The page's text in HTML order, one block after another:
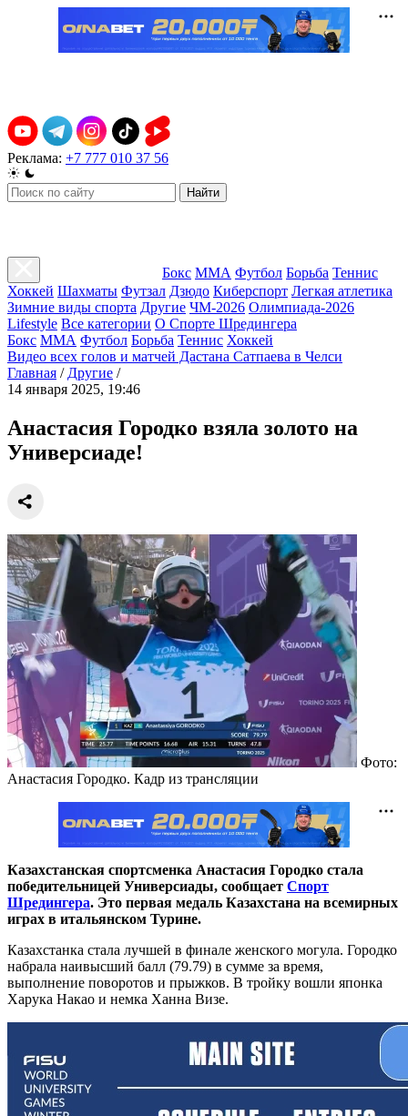
Реклама: +7 777 010 37 56
Найти
Бокс ММА Футбол Борьба Теннис
Хоккей Шахматы Футзал Дзюдо Киберспорт Легкая атлетика
Зимние виды спорта Другие ЧМ-2026 Олимпиада-2026
Lifestyle Все категории О Спорте Шредингера
Бокс ММА Футбол Борьба Теннис Хоккей
Видео всех голов и матчей Дастана Сатпаева в Челси
Главная / Другие /
14 января 2025, 19:46
Анастасия Городко взяла золото на
Универсиаде!
Фото:
Анастасия Городко. Кадр из трансляции
Казахстанская спортсменка Анастасия Городко стала
победительницей Универсиады, сообщает Спорт
Шредингера. Это первая медаль Казахстана на всемирных
играх в итальянском Турине.
Казахстанка стала лучшей в финале женского могула. Городко
набрала наивысший балл (79.79) в сумме за время,
выполнение поворотов и прыжков. В тройку вошли японка
Харука Накао и немка Ханна Визе.